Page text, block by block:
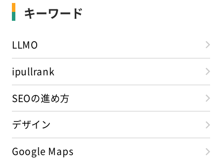
キーワード
LLMO
ipullrank
SEOの進め方
デザイン
Google Maps